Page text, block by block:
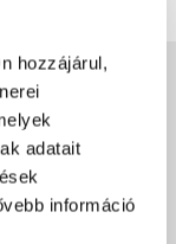
hozzájárul,
adatait
információ